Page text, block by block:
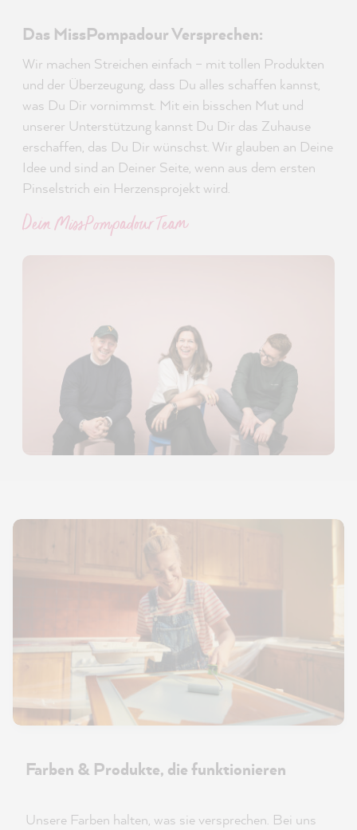
Das MissPompadour Versprechen:
Wir machen Streichen einfach – mit tollen Produkten
und der Überzeugung, dass Du alles schaffen kannst,
was Du Dir vornimmst. Mit ein bisschen Mut und
unserer Unterstützung kannst Du Dir das Zuhause
erschaffen, das Du Dir wünschst. Wir glauben an Deine
Idee und sind an Deiner Seite, wenn aus dem ersten
Pinselstrich ein Herzensprojekt wird.
Dein MissPompadour Team
Farben & Produkte, die funktionieren
Unsere Farben halten, was sie versprechen. Bei uns